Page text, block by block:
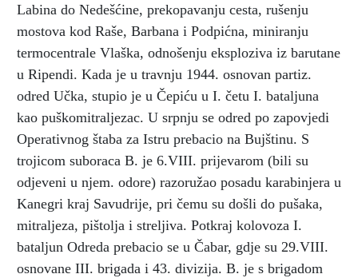
Labina do Nedešćine, prekopavanju cesta, rušenju
mostova kod Raše, Barbana i Podpićna, miniranju
termocentrale Vlaška, odnošenju eksploziva iz barutane
u Ripendi. Kada je u travnju 1944. osnovan partiz.
odred Učka, stupio je u Čepiću u I. četu I. bataljuna
kao puškomitraljezac. U srpnju se odred po zapovjedi
Operativnog štaba za Istru prebacio na Bujštinu. S
trojicom suboraca B. je 6.VIII. prijevarom (bili su
odjeveni u njem. odore) razoružao posadu karabinjera u
Kanegri kraj Savudrije, pri čemu su došli do pušaka,
mitraljeza, pištolja i streljiva. Potkraj kolovoza I.
bataljun Odreda prebacio se u Čabar, gdje su 29.VIII.
osnovane III. brigada i 43. divizija. B. je s brigadom